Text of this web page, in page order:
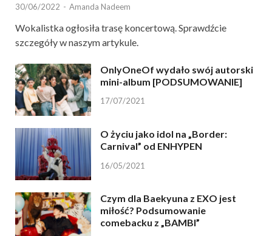
30/06/2022 - Amanda Nadeem
Wokalistka ogłosiła trasę koncertową. Sprawdźcie
szczegóły w naszym artykule.
OnlyOneOf wydało swój autorski
mini-album [PODSUMOWANIE]
17/07/2021
O życiu jako idol na „Border:
Carnival” od ENHYPEN
16/05/2021
Czym dla Baekyuna z EXO jest
miłość? Podsumowanie
comebacku z „BAMBI”